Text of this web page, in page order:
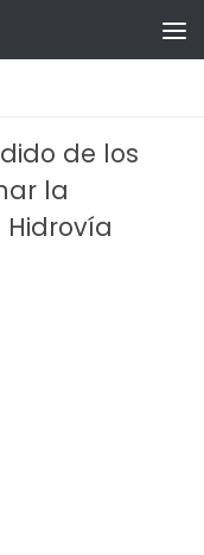
de los
la